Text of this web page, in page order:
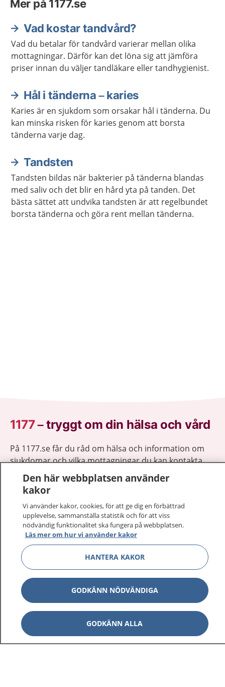
Mer på 1177.se
Vad kostar tandvård?
Vad du betalar för tandvård varierar mellan olika
mottagningar. Därför kan det löna sig att jämföra
priser innan du väljer tandläkare eller tandhygienist.
Hål i tänderna – karies
Karies är en sjukdom som orsakar hål i tänderna. Du
kan minska risken för karies genom att borsta
tänderna varje dag.
Tandsten
Tandsten bildas när bakterier på tänderna blandas
med saliv och det blir en hård yta på tanden. Det
bästa sättet att undvika tandsten är att regelbundet
borsta tänderna och göra rent mellan tänderna.
1177–tryggt om din hälsa och vård
På 1177.se får du råd om hälsa och information om
sjukdomar och vilka mottagningar du kan kontakta.
Logga in för att läsa din journal och göra dina
vårdärenden. Ring telefonnummer 1177 för
sjukvårdsrådgivning dygnet runt.
1177 ger dig råd när du vill må bättre.
1177 på flera språk Visa
Om 1177 Visa
Kontakt Visa
Den här webbplatsen använder
kakor
Vi använder kakor, cookies, för att ge dig en förbättrad
upplevelse, sammanställa statistik och för att viss
nödvändig funktionalitet ska fungera på webbplatsen.
Läs mer om hur vi använder kakor
HANTERA KAKOR
GODKÄNN NÖDVÄNDIGA
GODKÄNN ALLA